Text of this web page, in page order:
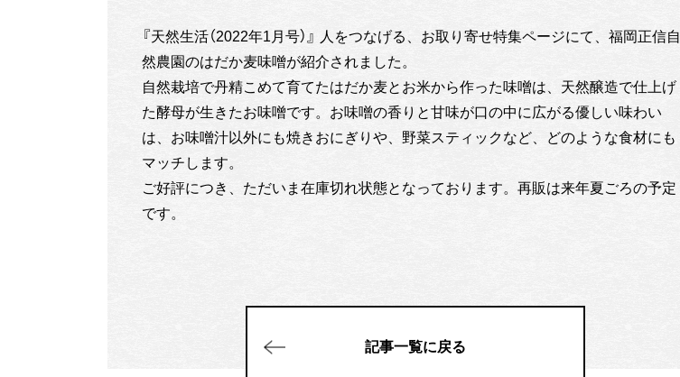
『天然生活（2022年1月号）』 人をつなげる、お取り寄せ特集ページにて、福岡正信自
然農園のはだか麦味噌が紹介されました。
自然栽培で丹精こめて育てたはだか麦とお米から作った味噌は、天然醸造で仕上げ
た酵母が生きたお味噌です。お味噌の香りと甘味が口の中に広がる優しい味わい
は、お味噌汁以外にも焼きおにぎりや、野菜スティックなど、どのような食材にも
マッチします。
ご好評につき、ただいま在庫切れ状態となっております。再販は来年夏ごろの予定
です。
記事一覧に戻る